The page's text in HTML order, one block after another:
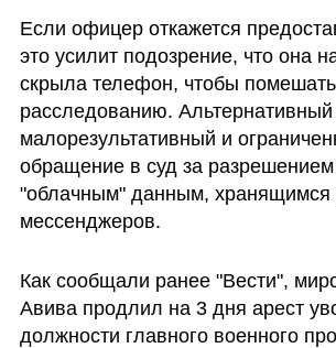
Если офицер откажется
это усилит подозрение, что она
скрыла телефон, чтобы помешать
расследованию. Альтернативный
малорезультативный и
обращение в суд за разрешением
"облачным" данным, хранящимся
мессенджеров.
Как сообщали ранее "Вести",
Авива продлил на 3 дня арест
должности главного военного